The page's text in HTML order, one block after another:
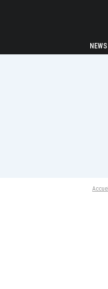
NEWS
Accueil